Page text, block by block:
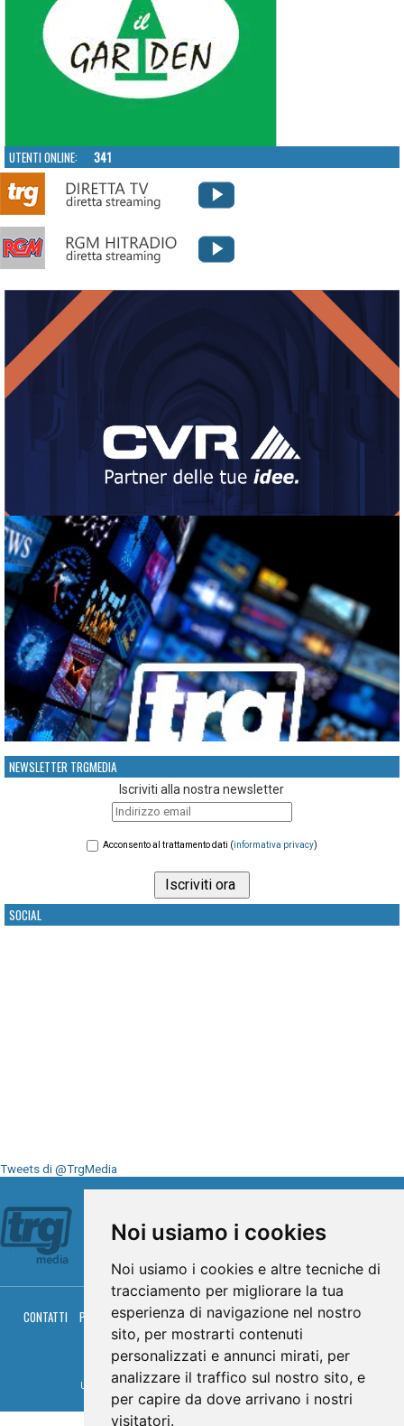
Noi usiamo i cookies
Noi usiamo i cookies e altre tecniche di
tracciamento per migliorare la tua
esperienza di navigazione nel nostro
sito, per mostrarti contenuti
personalizzati e annunci mirati, per
analizzare il traffico sul nostro sito, e
per capire da dove arrivano i nostri
visitatori.
UTENTI ONLINE: 341
NEWSLETTER TRGMEDIA
Iscriviti alla nostra newsletter
Acconsento al trattamento dati (informativa privacy)
SOCIAL
Tweets di @TrgMedia
CONTATTI PRIVACY COOKIES PALINSESTO DIRETTA TV
DIRETTA RADIO
RGM HITRADIO
© TRG Media 2005-2026
Umbria Televisioni s.r.l. - P.I.00496230541 - www.trgmedia.it - Powered by